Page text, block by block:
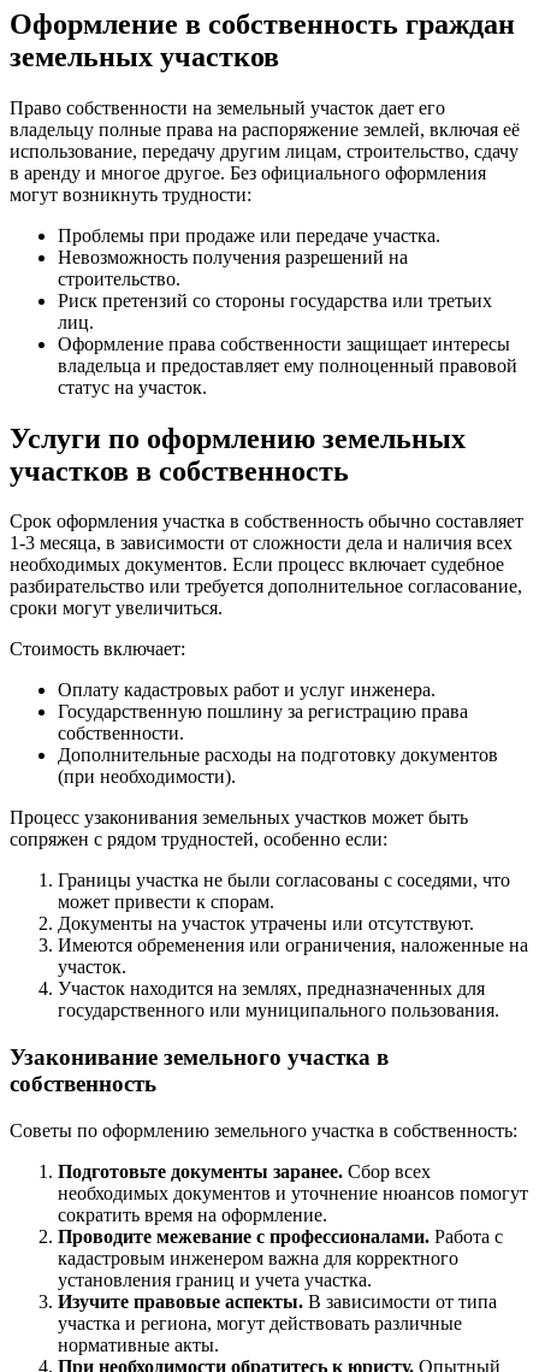
Оформление в собственность граждан
земельных участков
Право собственности на земельный участок дает его
владельцу полные права на распоряжение землей, включая её
использование, передачу другим лицам, строительство, сдачу
в аренду и многое другое. Без официального оформления
могут возникнуть трудности:
Проблемы при продаже или передаче участка.
Невозможность получения разрешений на
строительство.
Риск претензий со стороны государства или третьих
лиц.
Оформление права собственности защищает интересы
владельца и предоставляет ему полноценный правовой
статус на участок.
Услуги по оформлению земельных
участков в собственность
Срок оформления участка в собственность обычно составляет
1-3 месяца, в зависимости от сложности дела и наличия всех
необходимых документов. Если процесс включает судебное
разбирательство или требуется дополнительное согласование,
сроки могут увеличиться.
Стоимость включает:
Оплату кадастровых работ и услуг инженера.
Государственную пошлину за регистрацию права
собственности.
Дополнительные расходы на подготовку документов
(при необходимости).
Процесс узаконивания земельных участков может быть
сопряжен с рядом трудностей, особенно если:
Границы участка не были согласованы с соседями, что
может привести к спорам.
Документы на участок утрачены или отсутствуют.
Имеются обременения или ограничения, наложенные на
участок.
Участок находится на землях, предназначенных для
государственного или муниципального пользования.
Узаконивание земельного участка в
собственность
Советы по оформлению земельного участка в собственность:
Подготовьте документы заранее. Сбор всех
необходимых документов и уточнение нюансов помогут
сократить время на оформление.
Проводите межевание с профессионалами. Работа с
кадастровым инженером важна для корректного
установления границ и учета участка.
Изучите правовые аспекты. В зависимости от типа
участка и региона, могут действовать различные
нормативные акты.
При необходимости обратитесь к юристу. Опытный